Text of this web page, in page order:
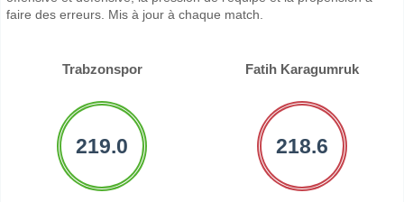
faire des erreurs. Mis à jour à chaque match.
Trabzonspor Fatih Karagumruk
219.0 218.6